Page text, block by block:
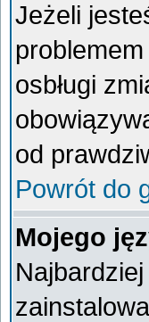
Jeżeli
osbługi
od
Powrót do
Mojego